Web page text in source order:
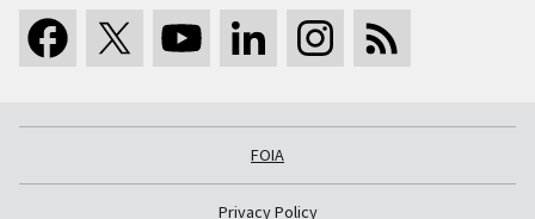
FOIA
Privacy Policy